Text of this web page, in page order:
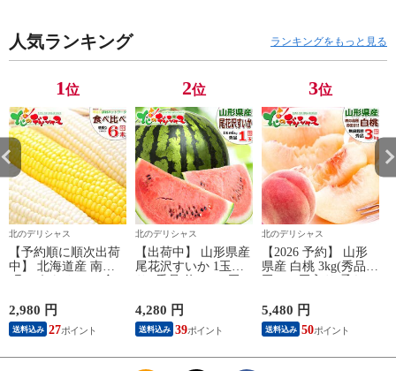
び 夏ギフト ギフト
贈り物 プレゼント
ち用 野菜 北海道 グ
ルメ お取り寄せ
グルメ お取り寄せ
自宅用 家庭用 おう
人気ランキング ランキングをもっと見る
1位
北のデリシャス
【予約順に順次出荷
中】 北海道産 南幌
黄3本/クール冷蔵) 南
幌町明るい農村ネッ
トワーク 朝採り 甘
2,980 円
送料込み 27
2位
北のデリシャス
【出荷中】 山形県産
尾花沢すいか 1玉入
西瓜 尾花沢スイカ
夏ギフト 残暑見舞い
ギフト 贈り物 贈答
4,280 円
送料込み 39
3位
北のデリシャス
【2026 予約】 山形
県産 白桃 3kg(秀品/7
も モモ はくとう 白
桃 夏ギフト ギフト
贈り物 贈答 お祝い
5,480 円
送料込み 50